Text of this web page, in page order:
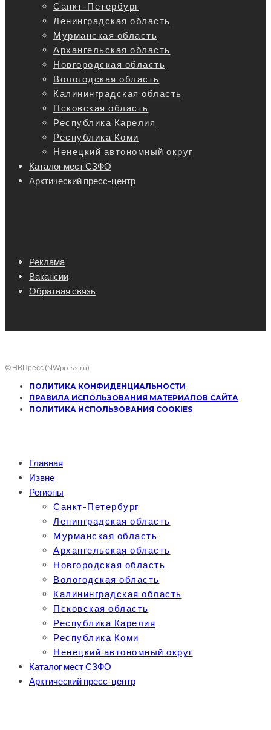
Санкт-Петербург
Ленинградская область
Мурманская область
Архангельская область
Новгородская область
Вологодская область
Калининградская область
Псковская область
Республика Карелия
Республика Коми
Ненецкий автономный округ
Каталог мест СЗФО
Арктический пресс-центр
Реклама
Вакансии
Обратная связь
© НВПресс (NWpress.ru)
ПОЛИТИКА КОНФИДЕНЦИАЛЬНОСТИ
ПРАВИЛА ИСПОЛЬЗОВАНИЯ МАТЕРИАЛОВ САЙТА
ПОЛИТИКА ИСПОЛЬЗОВАНИЯ COOKIES
Главная
Извне
Регионы
Санкт-Петербург
Ленинградская область
Мурманская область
Архангельская область
Новгородская область
Вологодская область
Калининградская область
Псковская область
Республика Карелия
Республика Коми
Ненецкий автономный округ
Каталог мест СЗФО
Арктический пресс-центр